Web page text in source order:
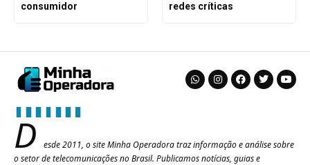
consumidor
redes críticas
D
esde 2011, o site Minha Operadora traz informação e análise sobre
o setor de telecomunicações no Brasil. Publicamos notícias, guias e